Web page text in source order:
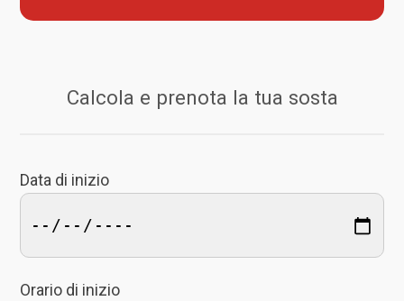
Calcola e prenota la tua sosta
Data di inizio
Orario di inizio